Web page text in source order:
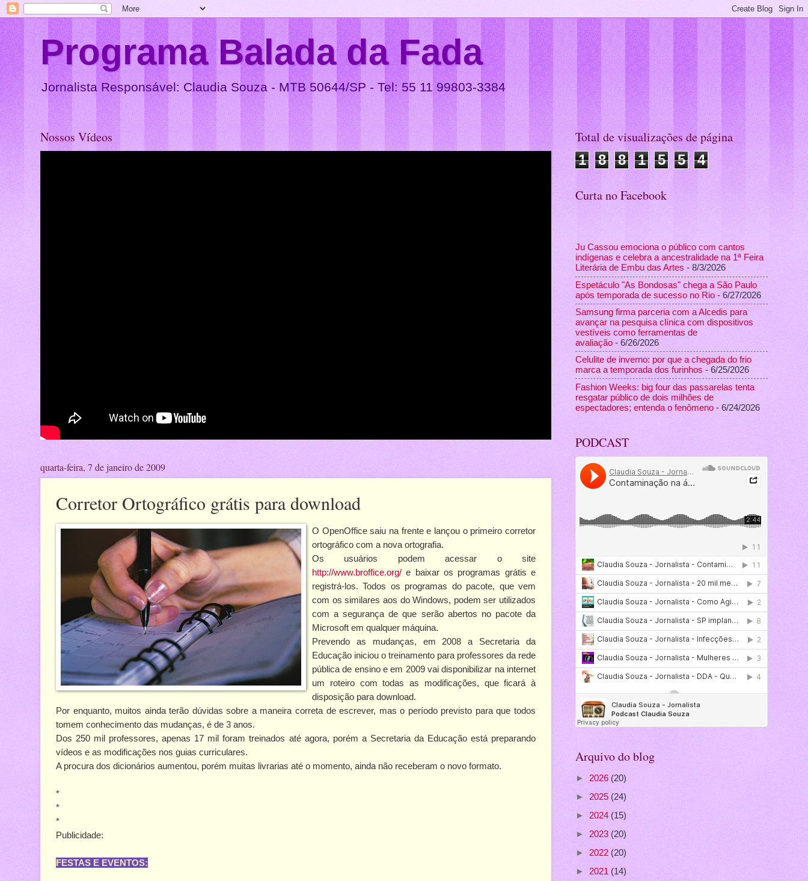
Programa Balada da Fada
Jornalista Responsável: Claudia Souza - MTB 50644/SP - Tel: 55 11 99803-3384
Nossos Vídeos
quarta-feira, 7 de janeiro de 2009
Corretor Ortográfico grátis para download
O OpenOffice saiu na frente e lançou o primeiro corretor
ortográfico com a nova ortografia.
Os usuários podem acessar o site
http://www.broffice.org/ e baixar os programas grátis e
registrá-los. Todos os programas do pacote, que vem
com os similares aos do Windows, podem ser utilizados
com a segurança de que serão abertos no pacote da
Microsoft em qualquer máquina.
Prevendo as mudanças, em 2008 a Secretaria da
Educação iniciou o treinamento para professores da rede
pública de ensino e em 2009 vai disponibilizar na internet
um roteiro com todas as modificações, que ficará à
disposição para download.
Por enquanto, muitos ainda terão dúvidas sobre a maneira correta de escrever, mas o período previsto para que todos
tomem conhecimento das mudanças, é de 3 anos.
Dos 250 mil professores, apenas 17 mil foram treinados até agora, porém a Secretaria da Educação está preparando
vídeos e as modificações nos guias curriculares.
A procura dos dicionários aumentou, porém muitas livrarias até o momento, ainda não receberam o novo formato.
*
*
*
Publicidade:
FESTAS E EVENTOS:
Total de visualizações de página
1
8 8 1 5 5 4
Curta no Facebook
Ju Cassou emociona o público com cantos
indígenas e celebra a ancestralidade na 1ª Feira
Literária de Embu das Artes - 8/3/2026
Espetáculo "As Bondosas" chega a São Paulo
após temporada de sucesso no Rio - 6/27/2026
Samsung firma parceria com a Alcedis para
avançar na pesquisa clínica com dispositivos
vestíveis como ferramentas de
avaliação - 6/26/2026
Celulite de inverno: por que a chegada do frio
marca a temporada dos furinhos - 6/25/2026
Fashion Weeks: big four das passarelas tenta
resgatar público de dois milhões de
espectadores; entenda o fenômeno - 6/24/2026
PODCAST
Arquivo do blog
► 2026 (20)
► 2025 (24)
► 2024 (15)
► 2023 (20)
► 2022 (20)
► 2021 (14)